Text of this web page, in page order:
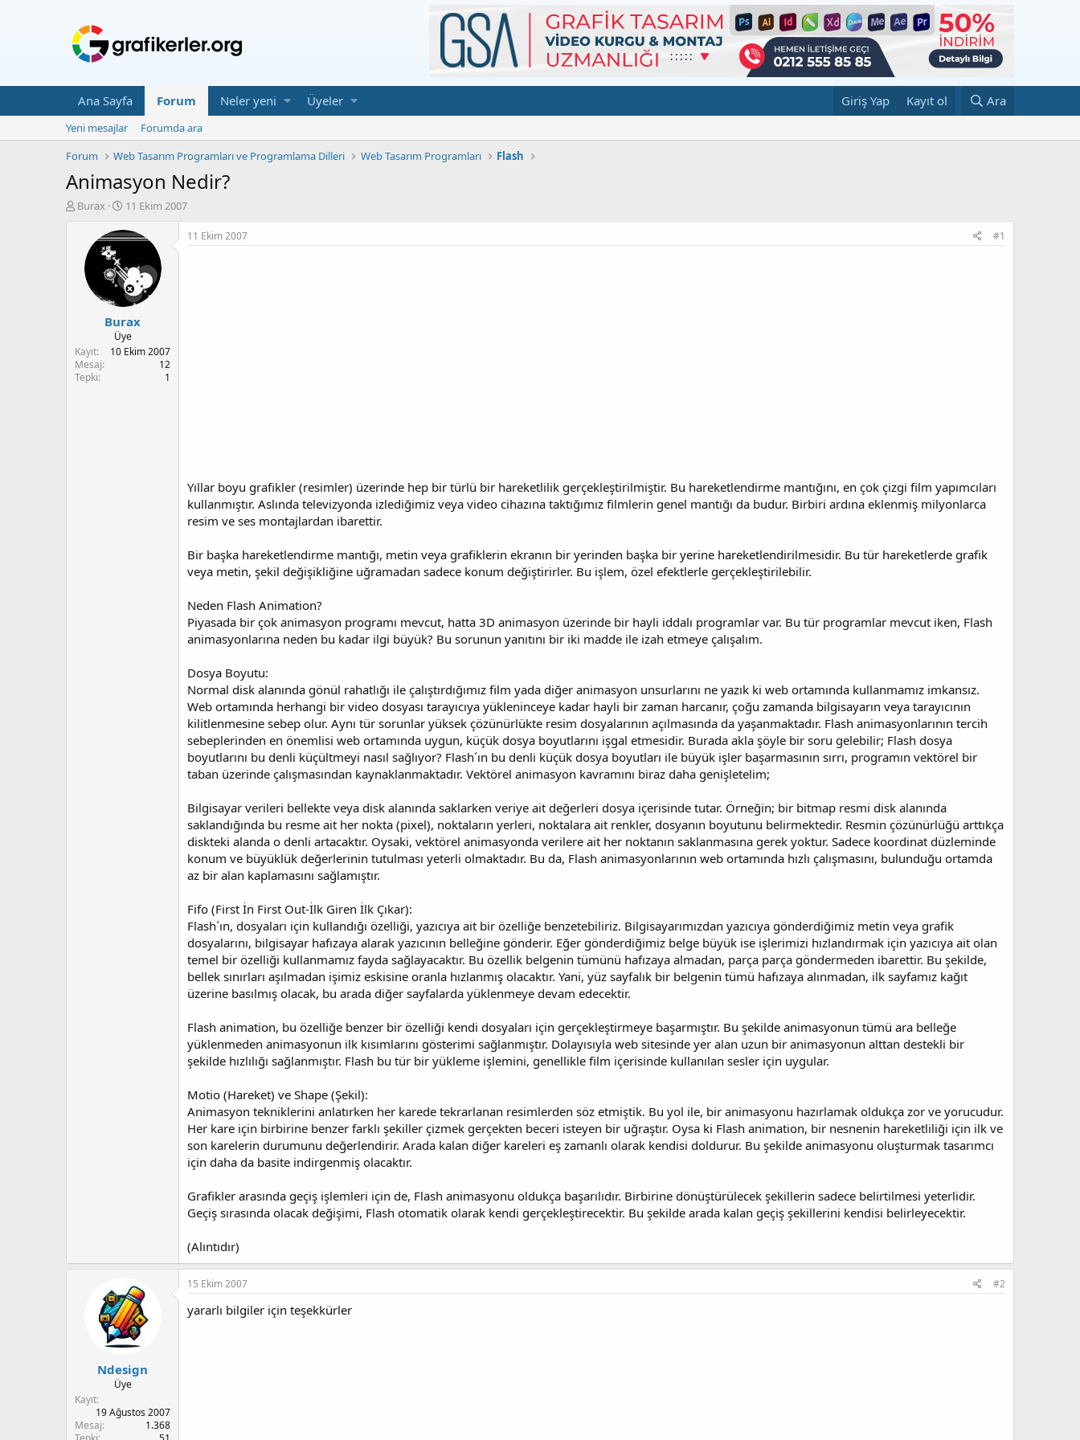
Ana Sayfa Forum Neler yeni Üyeler Giriş Yap Kayıt ol Ara
Yeni mesajlar
Forumda ara
Forum
Web Tasarım Programları ve Programlama Dilleri Web Tasarım Programları Flash
Animasyon Nedir?
K
a
t
a
Burax
B
ş
n
g
ı
ç
T
a
11 Ekim 2007
Burax
Üye
Kayıt
10 Ekim 2007
Mesaj
12
Tepki
1
11 Ekim 2007 #1
Yıllar boyu grafikler (resimler) üzerinde hep bir türlü bir hareketlilik gerçekleştirilmiştir. Bu hareketlendirme mantığını, en çok çizgi film yapımcıları
kullanmıştır. Aslında televizyonda izlediğimiz veya video cihazına taktığımız filmlerin genel mantığı da budur. Birbiri ardına eklenmiş milyonlarca
resim ve ses montajlardan ibarettir.
Bir başka hareketlendirme mantığı, metin veya grafiklerin ekranın bir yerinden başka bir yerine hareketlendirilmesidir. Bu tür hareketlerde grafik
veya metin, şekil değişikliğine uğramadan sadece konum değiştirirler. Bu işlem, özel efektlerle gerçekleştirilebilir.
Neden Flash Animation?
Piyasada bir çok animasyon programı mevcut, hatta 3D animasyon üzerinde bir hayli iddalı programlar var. Bu tür programlar mevcut iken, Flash
animasyonlarına neden bu kadar ilgi büyük? Bu sorunun yanıtını bir iki madde ile izah etmeye çalışalım.
Dosya Boyutu:
Normal disk alanında gönül rahatlığı ile çalıştırdığımız film yada diğer animasyon unsurlarını ne yazık ki web ortamında kullanmamız imkansız.
Web ortamında herhangi bir video dosyası tarayıcıya yükleninceye kadar hayli bir zaman harcanır, çoğu zamanda bilgisayarın veya tarayıcının
kilitlenmesine sebep olur. Aynı tür sorunlar yüksek çözünürlükte resim dosyalarının açılmasında da yaşanmaktadır. Flash animasyonlarının tercih
sebeplerinden en önemlisi web ortamında uygun, küçük dosya boyutlarını işgal etmesidir. Burada akla şöyle bir soru gelebilir; Flash dosya
boyutlarını bu denli küçültmeyi nasıl sağlıyor? Flash´ın bu denli küçük dosya boyutları ile büyük işler başarmasının sırrı, programın vektörel bir
taban üzerinde çalışmasından kaynaklanmaktadır. Vektörel animasyon kavramını biraz daha genişletelim;
Bilgisayar verileri bellekte veya disk alanında saklarken veriye ait değerleri dosya içerisinde tutar. Örneğin; bir bitmap resmi disk alanında
saklandığında bu resme ait her nokta (pixel), noktaların yerleri, noktalara ait renkler, dosyanın boyutunu belirmektedir. Resmin çözünürlüğü arttıkça
diskteki alanda o denli artacaktır. Oysaki, vektörel animasyonda verilere ait her noktanın saklanmasına gerek yoktur. Sadece koordinat düzleminde
konum ve büyüklük değerlerinin tutulması yeterli olmaktadır. Bu da, Flash animasyonlarının web ortamında hızlı çalışmasını, bulunduğu ortamda
az bir alan kaplamasını sağlamıştır.
Fifo (First İn First Out-İlk Giren İlk Çıkar):
Flash´ın, dosyaları için kullandığı özelliği, yazıcıya ait bir özelliğe benzetebiliriz. Bilgisayarımızdan yazıcıya gönderdiğimiz metin veya grafik
dosyalarını, bilgisayar hafızaya alarak yazıcının belleğine gönderir. Eğer gönderdiğimiz belge büyük ise işlerimizi hızlandırmak için yazıcıya ait olan
temel bir özelliği kullanmamız fayda sağlayacaktır. Bu özellik belgenin tümünü hafızaya almadan, parça parça göndermeden ibarettir. Bu şekilde,
bellek sınırları aşılmadan işimiz eskisine oranla hızlanmış olacaktır. Yani, yüz sayfalık bir belgenin tümü hafızaya alınmadan, ilk sayfamız kağıt
üzerine basılmış olacak, bu arada diğer sayfalarda yüklenmeye devam edecektir.
Flash animation, bu özelliğe benzer bir özelliği kendi dosyaları için gerçekleştirmeye başarmıştır. Bu şekilde animasyonun tümü ara belleğe
yüklenmeden animasyonun ilk kısımlarını gösterimi sağlanmıştır. Dolayısıyla web sitesinde yer alan uzun bir animasyonun alttan destekli bir
şekilde hızlılığı sağlanmıştır. Flash bu tür bir yükleme işlemini, genellikle film içerisinde kullanılan sesler için uygular.
Motio (Hareket) ve Shape (Şekil):
Animasyon tekniklerini anlatırken her karede tekrarlanan resimlerden söz etmiştik. Bu yol ile, bir animasyonu hazırlamak oldukça zor ve yorucudur.
Her kare için birbirine benzer farklı şekiller çizmek gerçekten beceri isteyen bir uğraştır. Oysa ki Flash animation, bir nesnenin hareketliliği için ilk ve
son karelerin durumunu değerlendirir. Arada kalan diğer kareleri eş zamanlı olarak kendisi doldurur. Bu şekilde animasyonu oluşturmak tasarımcı
için daha da basite indirgenmiş olacaktır.
Grafikler arasında geçiş işlemleri için de, Flash animasyonu oldukça başarılıdır. Birbirine dönüştürülecek şekillerin sadece belirtilmesi yeterlidir.
Geçiş sırasında olacak değişimi, Flash otomatik olarak kendi gerçekleştirecektir. Bu şekilde arada kalan geçiş şekillerini kendisi belirleyecektir.
(Alıntıdır)
Ndesign
Üye
Kayıt
19 Ağustos 2007
Mesaj
1.368
15 Ekim 2007 #2
yararlı bilgiler için teşekkürler